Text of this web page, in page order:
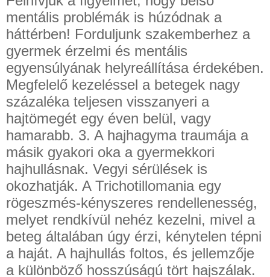
mentális problémák is húzódnak a
háttérben! Forduljunk szakemberhez a
gyermek érzelmi és mentális
egyensúlyának helyreállítása érdekében.
Megfelelő kezeléssel a betegek nagy
százaléka teljesen visszanyeri a
hajtömegét egy éven belül, vagy
hamarabb. 3. A hajhagyma traumája a
másik gyakori oka a gyermekkori
hajhullásnak. Vegyi sérülések is
okozhatják. A Trichotillomania egy
rögeszmés-kényszeres rendellenesség,
melyet rendkívül nehéz kezelni, mivel a
beteg általában úgy érzi, kénytelen tépni
a haját. A hajhullás foltos, és jellemzője
a különböző hosszúságú tört hajszálak.